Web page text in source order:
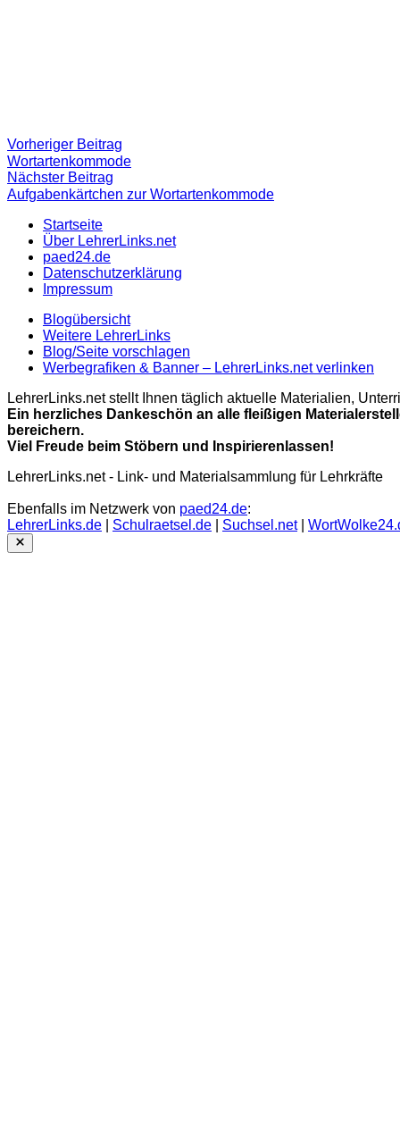
Beitragsnavigation
Vorheriger Beitrag
Beitrag:
Wortartenkommode
Nächster Beitrag
Beitrag
Aufgabenkärtchen zur Wortartenkommode
Startseite
Über LehrerLinks.net
paed24.de
Datenschutzerklärung
Impressum
Blogübersicht
Weitere LehrerLinks
Blog/Seite vorschlagen
Werbegrafiken & Banner – LehrerLinks.net verlinken
LehrerLinks.net stellt Ihnen täglich aktuelle Materialien,
Ein herzliches Dankeschön an alle fleißigen
bereichern.
Viel Freude beim Stöbern und Inspirierenlassen!
LehrerLinks.net - Link- und Materialsammlung für Lehrkräfte
Ebenfalls im Netzwerk von paed24.de:
LehrerLinks.de
Schulraetsel.de Suchsel.net|
Close